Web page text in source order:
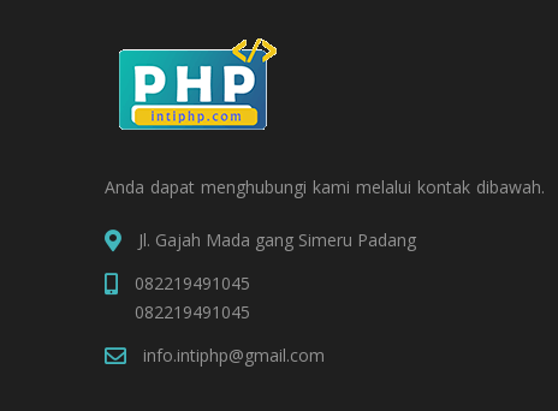
Anda dapat menghubungi kami melalui kontak dibawah.
Jl. Gajah Mada gang Simeru Padang
082219491045
082219491045
info.intiphp@gmail.com